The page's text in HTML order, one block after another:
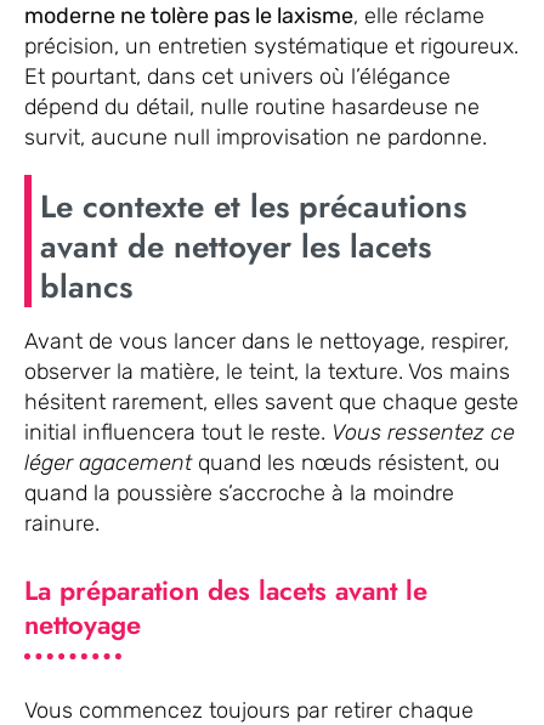
moderne ne tolère pas le laxisme, elle réclame
précision, un entretien systématique et rigoureux.
Et pourtant, dans cet univers où l’élégance
dépend du détail, nulle routine hasardeuse ne
survit, aucune null improvisation ne pardonne.
Le contexte et les précautions
avant de nettoyer les lacets
blancs
Avant de vous lancer dans le nettoyage, respirer,
observer la matière, le teint, la texture. Vos mains
hésitent rarement, elles savent que chaque geste
initial influencera tout le reste. Vous ressentez ce
léger agacementquand les nœuds résistent, ou
quand la poussière s’accroche à la moindre
rainure.
La préparation des lacets avant le
nettoyage
Vous commencez toujours par retirer chaque